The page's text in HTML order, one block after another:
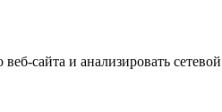
сайта и анализировать